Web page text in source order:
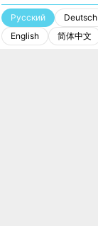
Русский
Deutsch
English
简体中文